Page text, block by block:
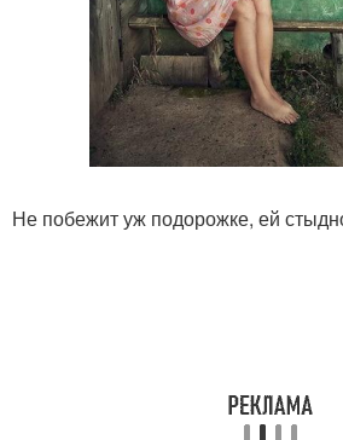
Не побежит уж подорожке, ей